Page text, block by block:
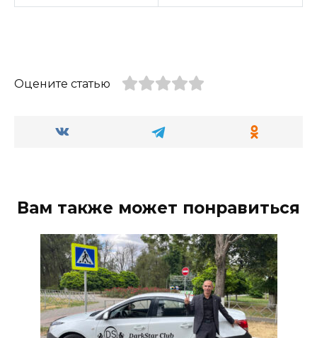
Оцените статью
Вам также может понравиться